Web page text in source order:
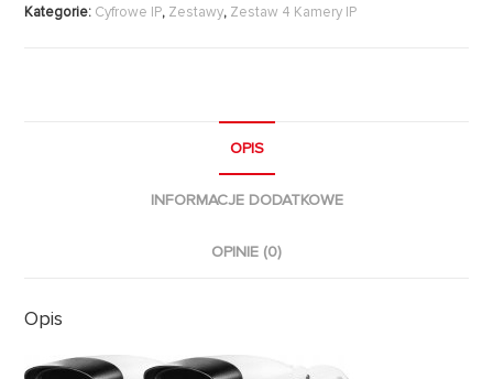
Kategorie: Cyfrowe IP, Zestawy, Zestaw 4 Kamery IP
OPIS
INFORMACJE DODATKOWE
OPINIE (0)
Opis